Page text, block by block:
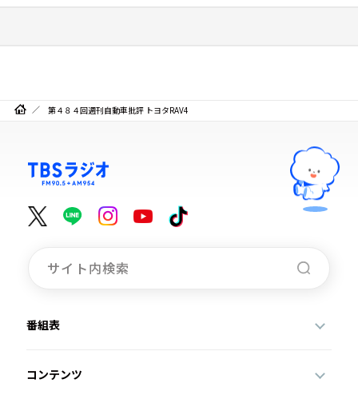
第４８４回週刊自動車批評 トヨタRAV4
番組表
コンテンツ